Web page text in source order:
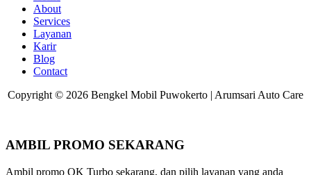
About
Services
Layanan
Karir
Blog
Contact
Copyright © 2026 Bengkel Mobil Puwokerto | Arumsari Auto Care
AMBIL PROMO SEKARANG
Ambil promo OK Turbo sekarang, dan pilih layanan yang anda